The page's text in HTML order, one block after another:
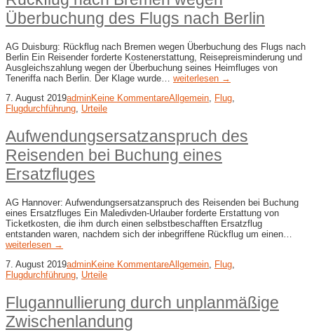
Überbuchung des Flugs nach Berlin
AG Duisburg: Rückflug nach Bremen wegen Überbuchung des Flugs nach
Berlin Ein Reisender forderte Kostenerstattung, Reisepreisminderung und
Ausgleichszahlung wegen der Überbuchung seines Heimfluges von
Teneriffa nach Berlin. Der Klage wurde… weiterlesen →
7. August 2019adminKeine KommentareAllgemein, Flug,
Flugdurchführung, Urteile
Aufwendungsersatzanspruch des
Reisenden bei Buchung eines
Ersatzfluges
AG Hannover: Aufwendungsersatzanspruch des Reisenden bei Buchung
eines Ersatzfluges Ein Maledivden-Urlauber forderte Erstattung von
Ticketkosten, die ihm durch einen selbstbeschafften Ersatzflug
entstanden waren, nachdem sich der inbegriffene Rückflug um einen…
weiterlesen →
7. August 2019adminKeine KommentareAllgemein, Flug,
Flugdurchführung, Urteile
Flugannullierung durch unplanmäßige
Zwischenlandung